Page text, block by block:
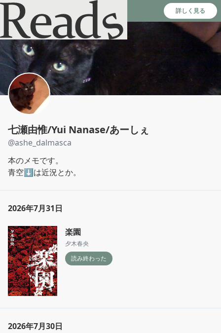
Reads - 読書のSNS＆記録アプリ 詳しく見る
七瀬由惟/Yui Nanase/あーしぇ
@ashe_dalmasca
本のメモです。
青空⬇️は近況とか。
2026年7月31日
楽園
夕木春央
読み終わった
2026年7月30日